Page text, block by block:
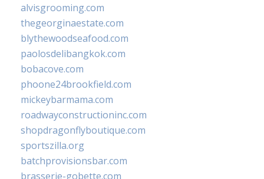
alvisgrooming.com
thegeorginaestate.com
blythewoodseafood.com
paolosdelibangkok.com
bobacove.com
phoone24brookfield.com
mickeybarmama.com
roadwayconstructioninc.com
shopdragonflyboutique.com
sportszilla.org
batchprovisionsbar.com
brasserie-gobette.com